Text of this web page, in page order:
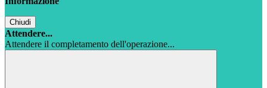
Chiudi
Attendere...
Attendere il completamento dell'operazione...